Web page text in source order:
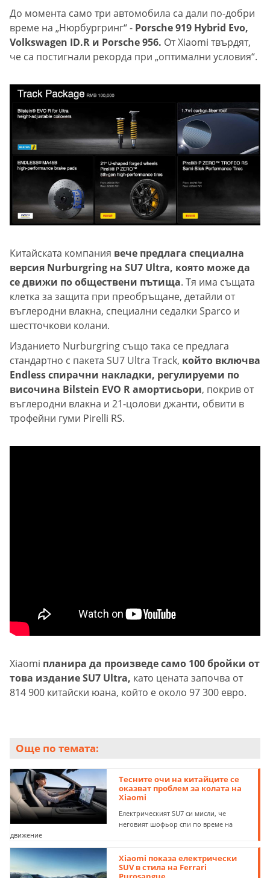
До момента само три автомобила са дали по-добри
време на „Нюрбургринг“ - Porsche 919 Hybrid Evo,
Volkswagen ID.R и Porsche 956. От Xiaomi твърдят,
че са постигнали рекорда при „оптимални условия“.
Китайската компания вече предлага специална
версия Nurburgring на SU7 Ultra, която може да
се движи по обществени пътища. Тя има същата
клетка за защита при преобръщане, детайли от
въглеродни влакна, специални седалки Sparco и
шестточкови колани.
Изданието Nurburgring също така се предлага
стандартно с пакета SU7 Ultra Track, който включва
Endless спирачни накладки, регулируеми по
височина Bilstein EVO R амортисьори, покрив от
въглеродни влакна и 21-цолови джанти, обвити в
трофейни гуми Pirelli RS.
Xiaomi планира да произведе само 100 бройки от
това издание SU7 Ultra, като цената започва от
814 900 китайски юана, който е около 97 300 евро.
Още по темата:
Тесните очи на китайците се
оказват проблем за колата на
Xiaomi
Електрическият SU7 си мисли, че
неговият шофьор спи по време на
движение
Xiaomi показа електрически
SUV в стила на Ferrari